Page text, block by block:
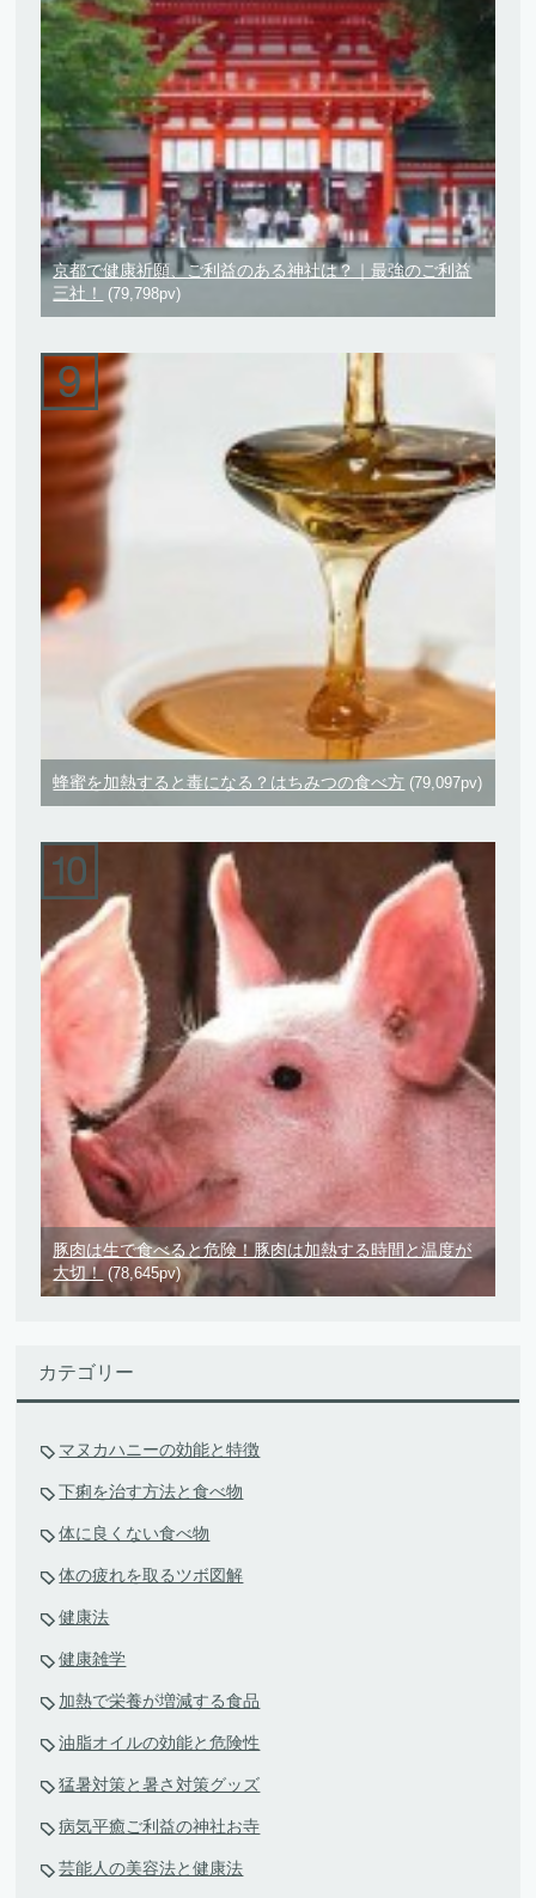
京都で健康祈願、ご利益のある神社は？｜最強のご利益
三社！
(79,798pv)
蜂蜜を加熱すると毒になる？はちみつの食べ方 (79,097pv)
豚肉は生で食べると危険！豚肉は加熱する時間と温度が
大切！ (78,645pv)
カテゴリー
マヌカハニーの効能と特徴
下痢を治す方法と食べ物
体に良くない食べ物
体の疲れを取るツボ図解
健康法
健康雑学
加熱で栄養が増減する食品
油脂オイルの効能と危険性
猛暑対策と暑さ対策グッズ
病気平癒ご利益の神社お寺
芸能人の美容法と健康法